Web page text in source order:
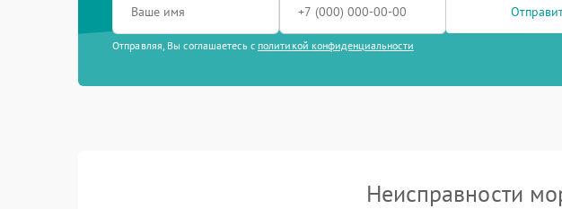
Отправляя, Вы соглашаетесь с политикой конфиденциальности
Неисправности